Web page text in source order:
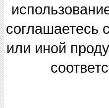
соглашаетесь
или иной